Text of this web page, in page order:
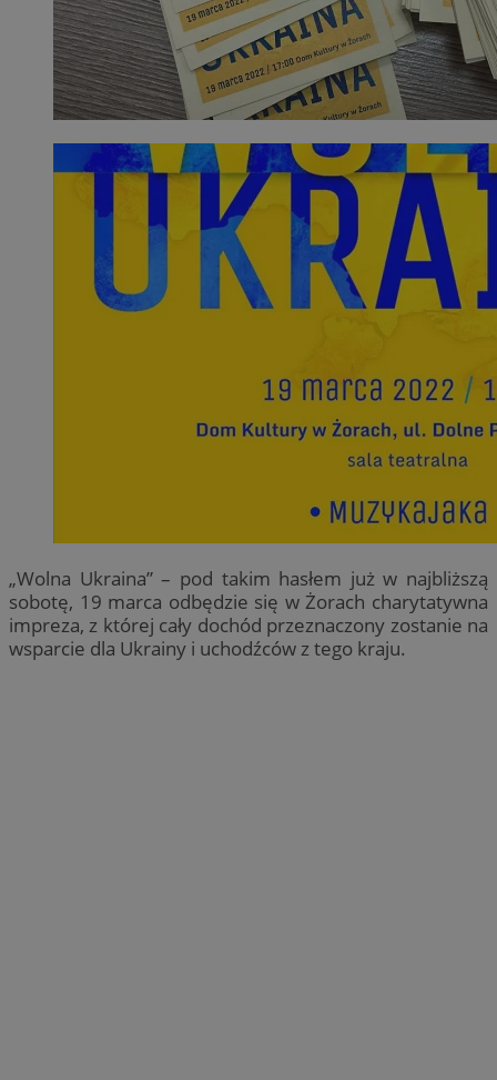
„Wolna Ukraina” – pod takim hasłem już w najbliższą
sobotę, 19 marca odbędzie się w Żorach charytatywna
impreza, z której cały dochód przeznaczony zostanie na
wsparcie dla Ukrainy i uchodźców z tego kraju.